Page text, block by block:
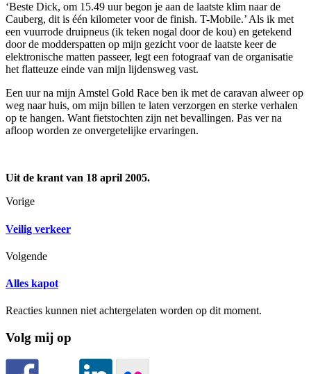
‘Beste Dick, om 15.49 uur begon je aan de laatste klim naar de
Cauberg, dit is één kilometer voor de finish. T-Mobile.’ Als ik met
een vuurrode druipneus (ik teken nogal door de kou) en getekend
door de modderspatten op mijn gezicht voor de laatste keer de
elektronische matten passeer, legt een fotograaf van de organisatie
het flatteuze einde van mijn lijdensweg vast.
Een uur na mijn Amstel Gold Race ben ik met de caravan alweer op
weg naar huis, om mijn billen te laten verzorgen en sterke verhalen
op te hangen. Want fietstochten zijn net bevallingen. Pas ver na
afloop worden ze onvergetelijke ervaringen.
Uit de krant van 18 april 2005.
Vorige
Veilig verkeer
Volgende
Alles kapot
Reacties kunnen niet achtergelaten worden op dit moment.
Volg mij op